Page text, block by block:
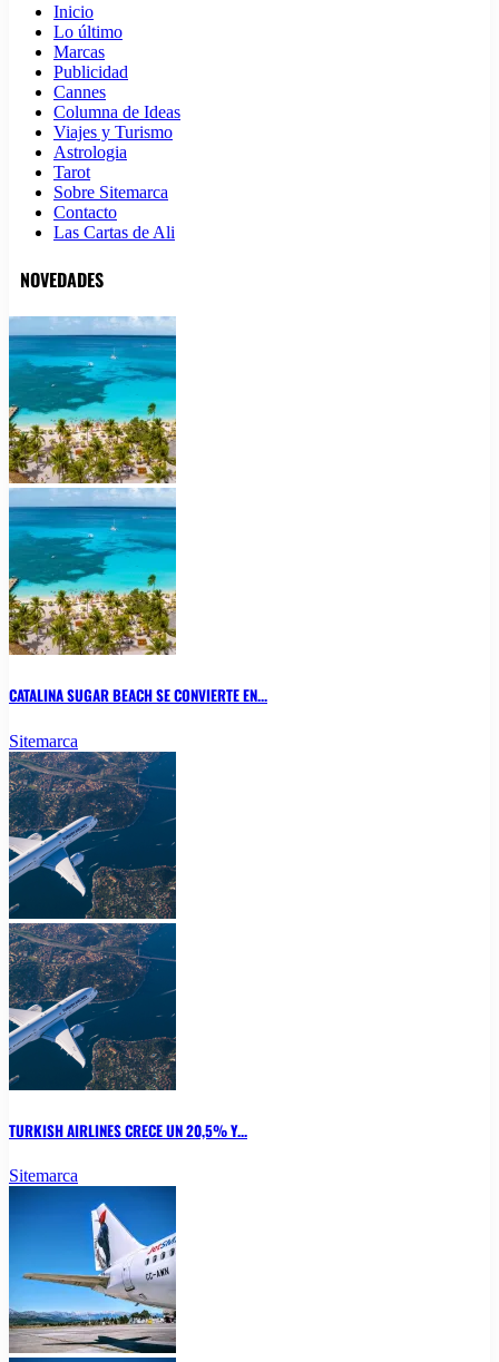
Inicio
Lo último
Marcas
Publicidad
Cannes
Columna de Ideas
Viajes y Turismo
Astrologia
Tarot
Sobre Sitemarca
Contacto
Las Cartas de Ali
NOVEDADES
CATALINA SUGAR BEACH SE CONVIERTE EN...
Sitemarca
TURKISH AIRLINES CRECE UN 20,5% Y...
Sitemarca